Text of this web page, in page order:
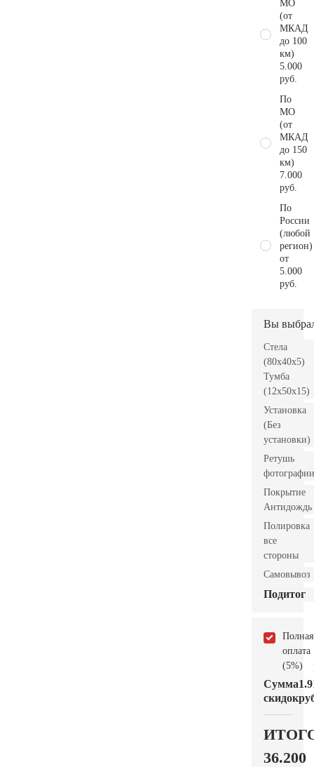
МО
(от
МКАД
до 100
км)
5.000
руб.
По
МО
(от
МКАД
до 150
км)
7.000
руб.
По
России
(любой
регион)
от
5.000
руб.
Вы
Стела
(80x40x5)
Тумба
(12x50x15)
Установка
(Без
установки)
Ретушь
фотографии
Покрытие
Антидождь
Полировка
все
стороны
Самовывоз
Подитог
Полная
оплата
(5%)
Сумма
скидок
36.200